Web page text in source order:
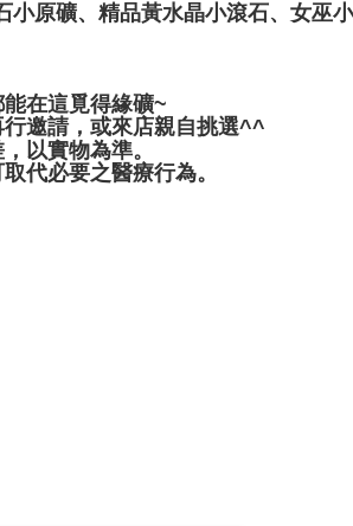
小原礦、精品黃水晶小滾石、女巫
在這覓得緣礦~
邀請，或來店親自挑選^^
以實物為準。
代必要之醫療行為。